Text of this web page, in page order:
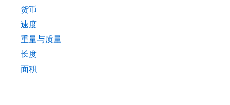
货币
速度
重量与质量
长度
面积